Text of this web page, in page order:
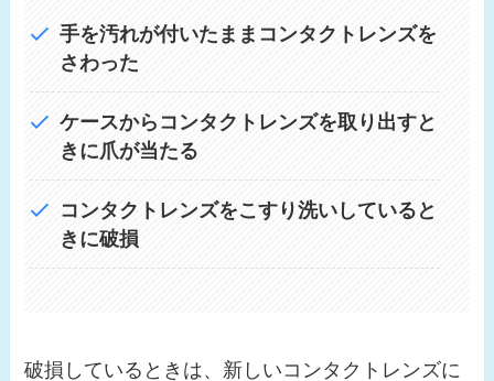
手を汚れが付いたままコンタクトレンズを
さわった
ケースからコンタクトレンズを取り出すと
きに爪が当たる
コンタクトレンズをこすり洗いしていると
きに破損
破損しているときは、新しいコンタクトレンズに